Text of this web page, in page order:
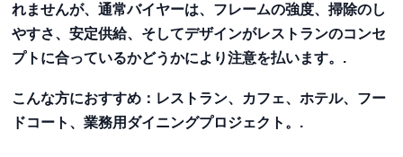
れませんが、通常バイヤーは、フレームの強度、掃除のし
やすさ、安定供給、そしてデザインがレストランのコンセ
プトに合っているかどうかにより注意を払います。.
こんな方におすすめ ：レストラン、カフェ、ホテル、フー
ドコート、業務用ダイニングプロジェクト。.